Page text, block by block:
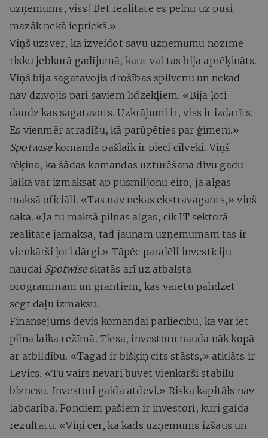
uzņēmums, viss! Bet realitātē es pelnu uz pusi
mazāk nekā iepriekš.»
Viņš uzsver, ka izveidot savu uzņēmumu nozīmē
risku jebkurā gadījumā, kaut vai tas bija aprēķināts.
Viņš bija sagatavojis drošības spilvenu un nekad
nav dzīvojis pāri saviem līdzekļiem. «Bija ļoti
daudz kas sagatavots. Uzkrājumi ir, viss ir izdarīts.
Es vienmēr atradīšu, kā parūpēties par ģimeni.»
Spotwisekomandā pašlaik ir pieci cilvēki. Viņš
rēķina, ka šādas komandas uzturēšana divu gadu
laikā var izmaksāt ap pusmiljonu eiro, ja algas
maksā oficiāli. «Tas nav nekas ekstravagants,» viņš
saka. «Ja tu maksā pilnas algas, cik IT sektorā
realitātē jāmaksā, tad jaunam uzņēmumam tas ir
vienkārši ļoti dārgi.» Tāpēc paralēli investīciju
naudai Spotwiseskatās arī uz atbalsta
programmām un grantiem, kas varētu palīdzēt
segt daļu izmaksu.
Finansējums devis komandai pārliecību, ka var iet
pilna laika režīmā. Tiesa, investoru nauda nāk kopā
ar atbildību. «Tagad ir bišķiņ cits stāsts,» atklāts ir
Levics. «Tu vairs nevari būvēt vienkārši stabilu
biznesu. Investori gaida atdevi.» Riska kapitāls nav
labdarība. Fondiem pašiem ir investori, kuri gaida
rezultātu. «Viņi cer, ka kāds uzņēmums izšaus un